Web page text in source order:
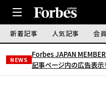
新着記事 人気記事 会
NEWS
Forbes JAPAN
記事ページ内の広告表